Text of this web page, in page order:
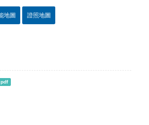
地圖 證照地圖
pdf